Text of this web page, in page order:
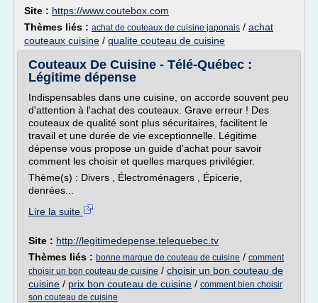
Site : https://www.coutebox.com
Thèmes liés : achat de couteaux de cuisine japonais / achat
couteaux cuisine / qualite couteau de cuisine
Couteaux De Cuisine - Télé-Québec :
Légitime dépense
Indispensables dans une cuisine, on accorde souvent peu
d'attention à l'achat des couteaux. Grave erreur ! Des
couteaux de qualité sont plus sécuritaires, facilitent le
travail et une durée de vie exceptionnelle. Légitime
dépense vous propose un guide d'achat pour savoir
comment les choisir et quelles marques privilégier.
Thème(s) : Divers , Électroménagers , Épicerie,
denrées...
Lire la suite
Site : http://legitimedepense.telequebec.tv
Thèmes liés : bonne marque de couteau de cuisine / comment
choisir un bon couteau de cuisine / choisir un bon couteau de
cuisine / prix bon couteau de cuisine / comment bien choisir
son couteau de cuisine